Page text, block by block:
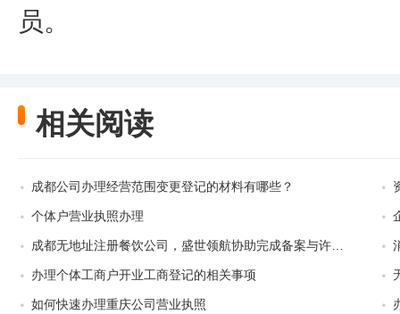
员。
相关阅读
成都公司办理经营范围变更登记的材料有哪些？
个体户营业执照办理
成都无地址注册餐饮公司，盛世领航协助完成备案与许可证办理！
办理个体工商户开业工商登记的相关事项
如何快速办理重庆公司营业执照